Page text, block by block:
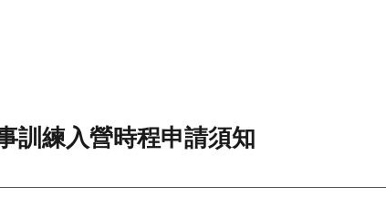
訓練入營時程申請須知